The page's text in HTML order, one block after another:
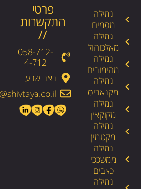
גמילה
מסמים
גמילה
מאלכוהול
גמילה
מהימורים
גמילה
מקנאביס
גמילה
מקוקאין
גמילה
מקטמין
גמילה
ממשככי
כאבים
גמילה
פרטי
התקשרות
//
058-712-
4-712​
באר שבע